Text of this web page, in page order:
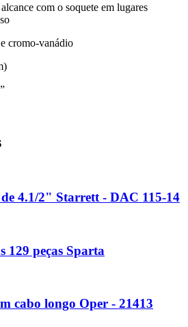
com o soquete em lugares
cromo-vanádio
4.1/2" Starrett - DAC 115-14
129 peças Sparta
cabo longo Oper - 21413